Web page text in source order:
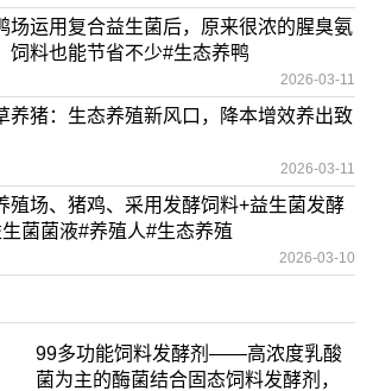
场运用复合益生菌后，原来很浓的腥臭氨
饲料也能节省不少#生态养鸭
2026-03-11
养猪：生态养殖新风口，降本增效养出致
2026-03-11
殖场、猪鸡、采用发酵饲料+益生菌发酵
菌菌液#养殖人#生态养殖
2026-03-10
99多功能饲料发酵剂——高浓度乳酸
菌为主的酶菌结合固态饲料发酵剂，